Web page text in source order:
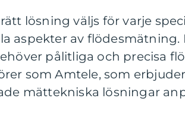
lösning väljs för varje
aspekter av flödesmätning.
pålitliga och precisa
som Amtele, som
mättekniska lösningar